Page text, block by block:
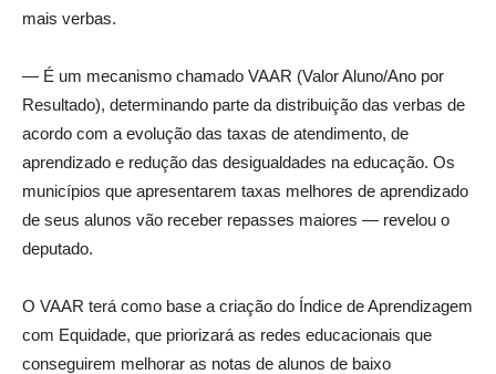
mais verbas.
— É um mecanismo chamado VAAR (Valor Aluno/Ano por
Resultado), determinando parte da distribuição das verbas de
acordo com a evolução das taxas de atendimento, de
aprendizado e redução das desigualdades na educação. Os
municípios que apresentarem taxas melhores de aprendizado
de seus alunos vão receber repasses maiores — revelou o
deputado.
O VAAR terá como base a criação do Índice de Aprendizagem
com Equidade, que priorizará as redes educacionais que
conseguirem melhorar as notas de alunos de baixo